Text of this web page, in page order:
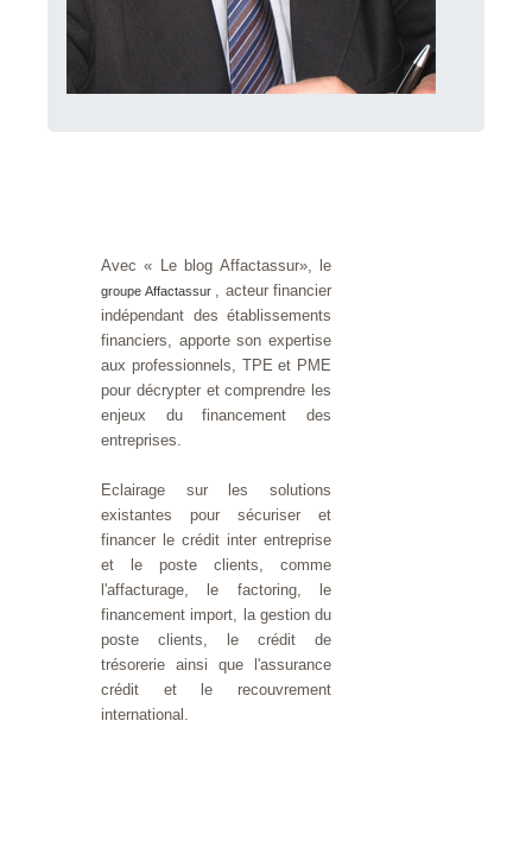
Avec « Le blog Affactassur», le
groupe Affactassur , acteur financier
indépendant des établissements
financiers, apporte son expertise
aux professionnels, TPE et PME
pour décrypter et comprendre les
enjeux du financement des
entreprises.
Eclairage sur les solutions
existantes pour sécuriser et
financer le crédit inter entreprise
et le poste clients, comme
l'affacturage, le factoring, le
financement import, la gestion du
poste clients, le crédit de
trésorerie ainsi que l'assurance
crédit et le recouvrement
international.